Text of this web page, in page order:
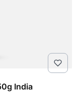
India